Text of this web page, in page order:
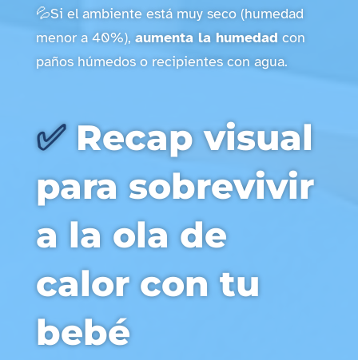
💦Si el ambiente está muy seco (humedad
menor a 40%), aumenta la humedad con
paños húmedos o recipientes con agua.
✅ Recap visual
para sobrevivir
a la ola de
calor con tu
bebé